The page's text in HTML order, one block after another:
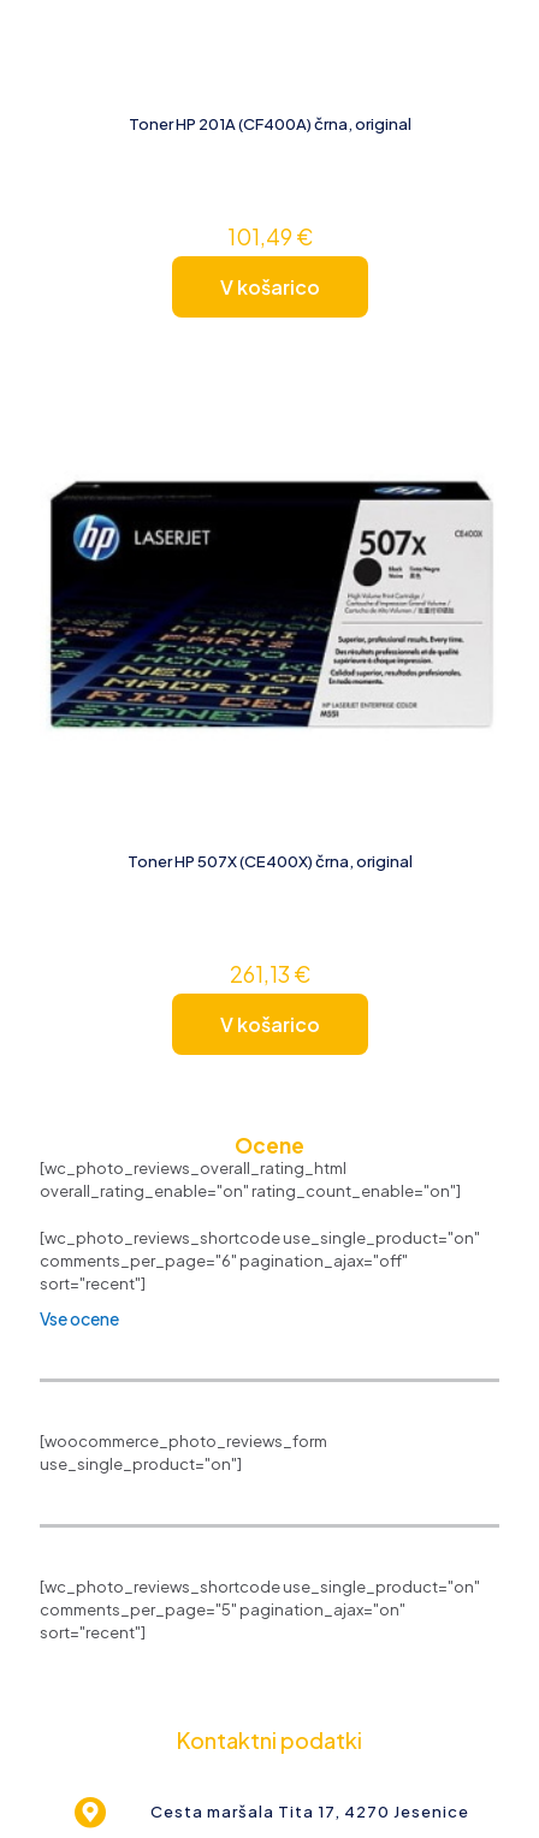
Toner HP 201A (CF400A) črna, original
101,49€
V košarico
Toner HP 507X (CE400X) črna, original
261,13 €
V košarico
Ocene
[wc_photo_reviews_overall_rating_html
overall_rating_enable="on" rating_count_enable="on"]
[wc_photo_reviews_shortcode use_single_product="on"
comments_per_page="6" pagination_ajax="off"
sort="recent"]
Vse ocene
[woocommerce_photo_reviews_form
use_single_product="on"]
[wc_photo_reviews_shortcode use_single_product="on"
comments_per_page="5" pagination_ajax="on"
sort="recent"]
Kontaktni podatki
Cesta maršala Tita 17, 4270 Jesenice